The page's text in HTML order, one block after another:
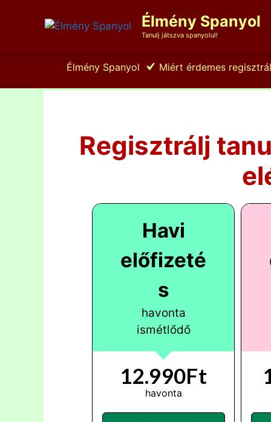
Élmény Spanyol
Tanulj játszva spanyolul!
Élmény Spanyol Miért érdemes
Regisztrálj
Havi
előfizeté
s
havonta
ismétlődő
12.990Ft
havonta